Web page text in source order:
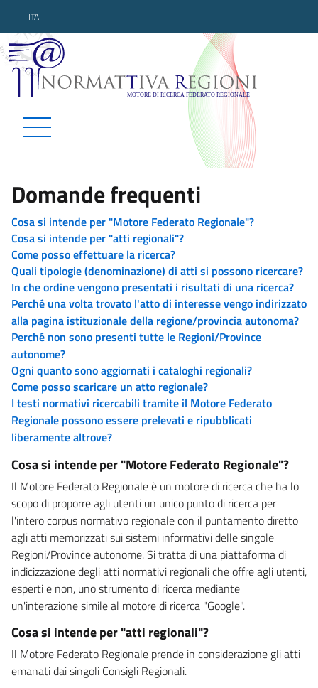
ITA
Normattiva Regioni -
Domande frequenti
Cosa si intende per "Motore Federato Regionale"?
Cosa si intende per "atti regionali"?
Come posso effettuare la ricerca?
Quali tipologie (denominazione) di atti si possono ricercare?
In che ordine vengono presentati i risultati di una ricerca?
Perché una volta trovato l'atto di interesse vengo indirizzato
alla pagina istituzionale della regione/provincia autonoma?
Perché non sono presenti tutte le Regioni/Province
autonome?
Ogni quanto sono aggiornati i cataloghi regionali?
Come posso scaricare un atto regionale?
I testi normativi ricercabili tramite il Motore Federato
Regionale possono essere prelevati e ripubblicati
liberamente altrove?
Cosa si intende per "Motore Federato Regionale"?
Il Motore Federato Regionale è un motore di ricerca che ha lo
scopo di proporre agli utenti un unico punto di ricerca per
l'intero corpus normativo regionale con il puntamento diretto
agli atti memorizzati sui sistemi informativi delle singole
Regioni/Province autonome. Si tratta di una piattaforma di
indicizzazione degli atti normativi regionali che offre agli utenti,
esperti e non, uno strumento di ricerca mediante
un'interazione simile al motore di ricerca "Google".
Cosa si intende per "atti regionali"?
Il Motore Federato Regionale prende in considerazione gli atti
emanati dai singoli Consigli Regionali.